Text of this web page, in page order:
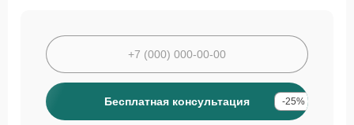
Бесплатная консультация -25%